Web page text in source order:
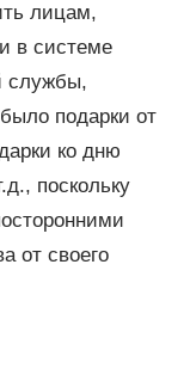
лицам,
в системе
службы,
подарки от
ко дню
поскольку
от своего